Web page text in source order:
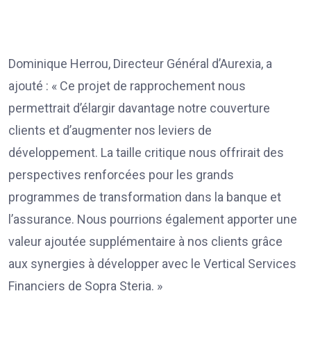
Dominique Herrou, Directeur Général d’Aurexia, a
ajouté : « Ce projet de rapprochement nous
permettrait d’élargir davantage notre couverture
clients et d’augmenter nos leviers de
développement. La taille critique nous offrirait des
perspectives renforcées pour les grands
programmes de transformation dans la banque et
l’assurance. Nous pourrions également apporter une
valeur ajoutée supplémentaire à nos clients grâce
aux synergies à développer avec le Vertical Services
Financiers de Sopra Steria. »